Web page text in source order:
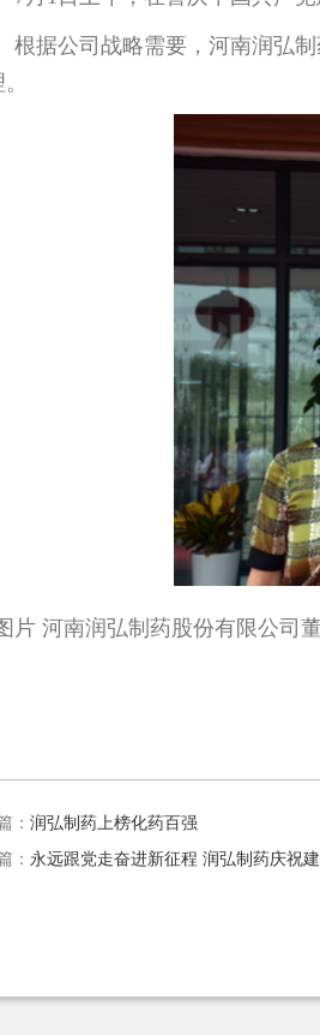
根据公司战略需要，河南润弘
片河南润弘制药股份有限公司
： 润弘制药上榜化药百强
： 永远跟党走奋进新征程 润弘制药庆祝